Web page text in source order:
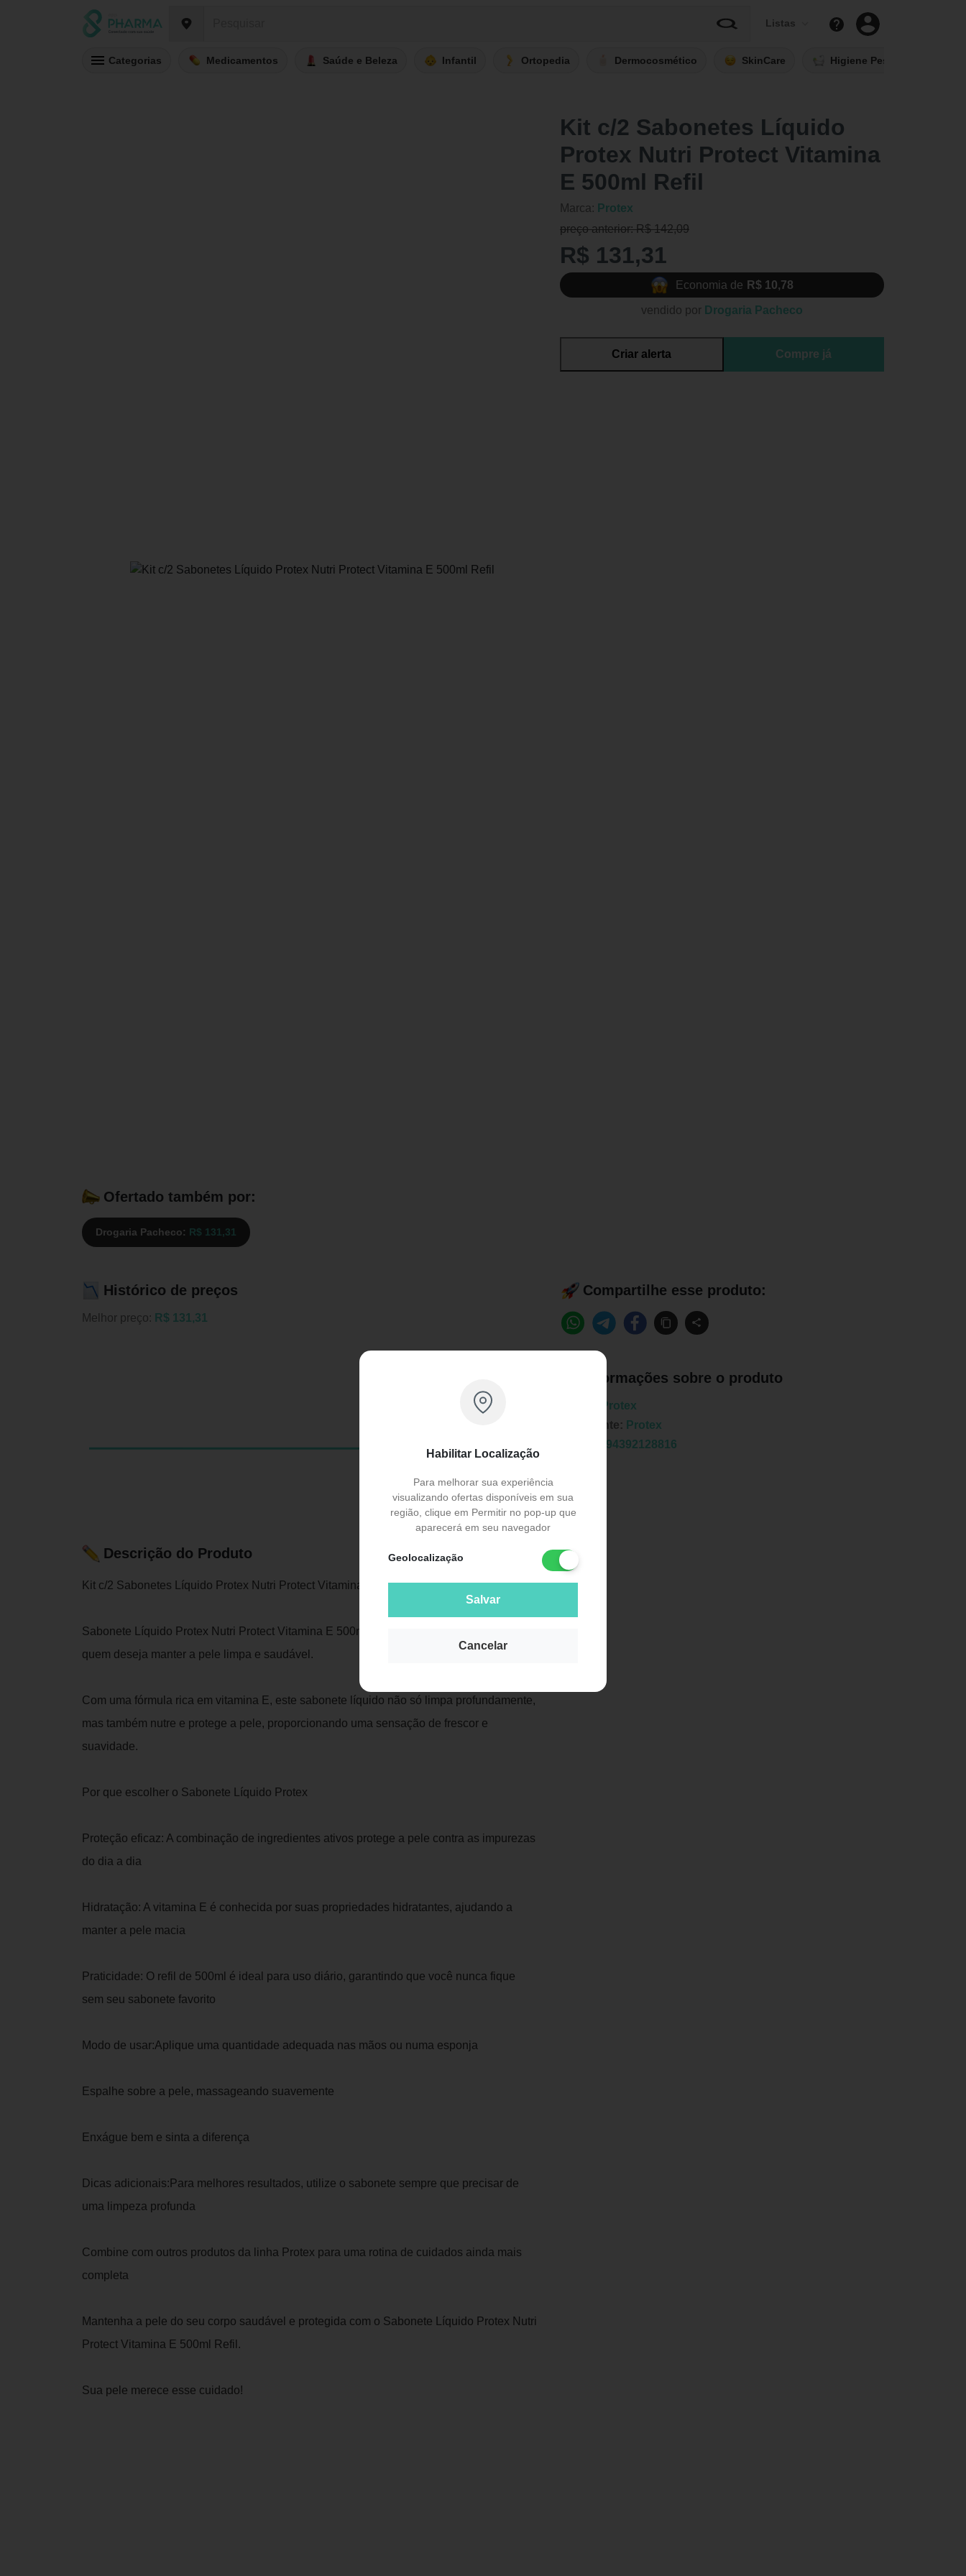
Listas
Categorias Medicamentos Saúde e Beleza Infantil Ortopedia Dermocosmético SkinCare Higiene Pessoal
Habilitar Localização
Para melhorar sua experiência
visualizando ofertas disponíveis em sua
região, clique em Permitir no pop-up que
aparecerá em seu navegador
Geolocalização
Salvar
Cancelar
Kit c/2 Sabonetes Líquido
Protex Nutri Protect Vitamina
E 500ml Refil
Marca: Protex
preço anterior: R$ 142,09
R$ 131,31
Economia de R$ 10,78
vendido por Drogaria Pacheco
Criar alerta Compre já
Ofertado também por:
Drogaria Pacheco: R$ 131,31
Histórico de preços
Melhor preço: R$ 131,31
Descrição do Produto
Kit c/2 Sabonetes Líquido Protex Nutri Protect Vitamina E 500ml Refil.
Sabonete Líquido Protex Nutri Protect Vitamina E 500ml Refil é a escolha perfeita para
quem deseja manter a pele limpa e saudável.
Com uma fórmula rica em vitamina E, este sabonete líquido não só limpa profundamente,
mas também nutre e protege a pele, proporcionando uma sensação de frescor e
suavidade.
Por que escolher o Sabonete Líquido Protex
Proteção eficaz: A combinação de ingredientes ativos protege a pele contra as impurezas
do dia a dia
Hidratação: A vitamina E é conhecida por suas propriedades hidratantes, ajudando a
manter a pele macia
Praticidade: O refil de 500ml é ideal para uso diário, garantindo que você nunca fique
sem seu sabonete favorito
Modo de usar:Aplique uma quantidade adequada nas mãos ou numa esponja
Espalhe sobre a pele, massageando suavemente
Enxágue bem e sinta a diferença
Dicas adicionais:Para melhores resultados, utilize o sabonete sempre que precisar de
uma limpeza profunda
Combine com outros produtos da linha Protex para uma rotina de cuidados ainda mais
completa
Mantenha a pele do seu corpo saudável e protegida com o Sabonete Líquido Protex Nutri
Protect Vitamina E 500ml Refil.
Sua pele merece esse cuidado!
Compartilhe esse produto:
Informações sobre o produto
Protex
Fabricante: Protex
7894392128816